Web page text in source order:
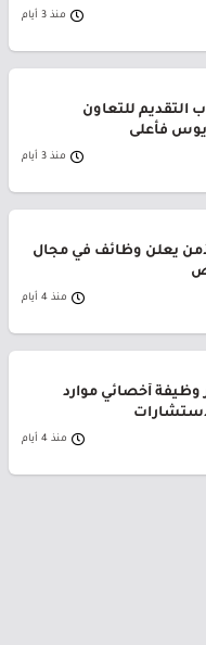
منذ 3 أيام
التقديم للتعاون
فأعلى
منذ 3 أيام
يعلن وظائف في مجال
منذ 4 أيام
وظيفة أخصائي موارد
منذ 4 أيام